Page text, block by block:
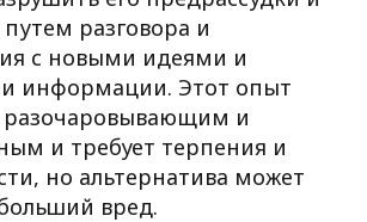
разговора и
с новыми идеями и
информации. Этот опыт
и
и требует терпения и
но альтернатива может
вред.